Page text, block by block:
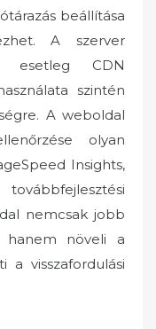
beállítása
A szerver
esetleg CDN
szintén
A weboldal
olyan
Insights,
nemcsak jobb
hanem növeli a
a visszafordulási